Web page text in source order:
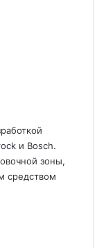
и Bosch.
зоны,
средством